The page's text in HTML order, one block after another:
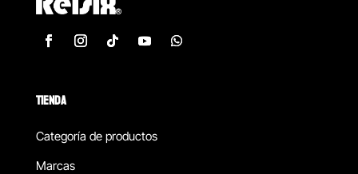
TIENDA
Categoría de productos
Marcas